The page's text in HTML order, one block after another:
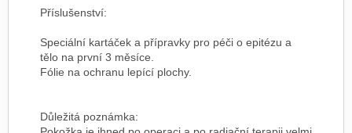
Příslušenství:
Speciální kartáček a přípravky pro péči o epitézu a
tělo na první 3 měsíce.
Fólie na ochranu lepící plochy.
Důležitá poznámka: